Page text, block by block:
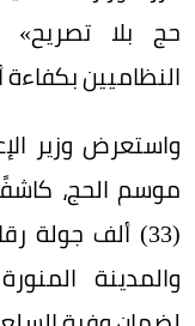
حج بلا تصريح»
النظاميين
واستعرض وزير
موسم الحج،
(33) ألف جولة
والمدينة